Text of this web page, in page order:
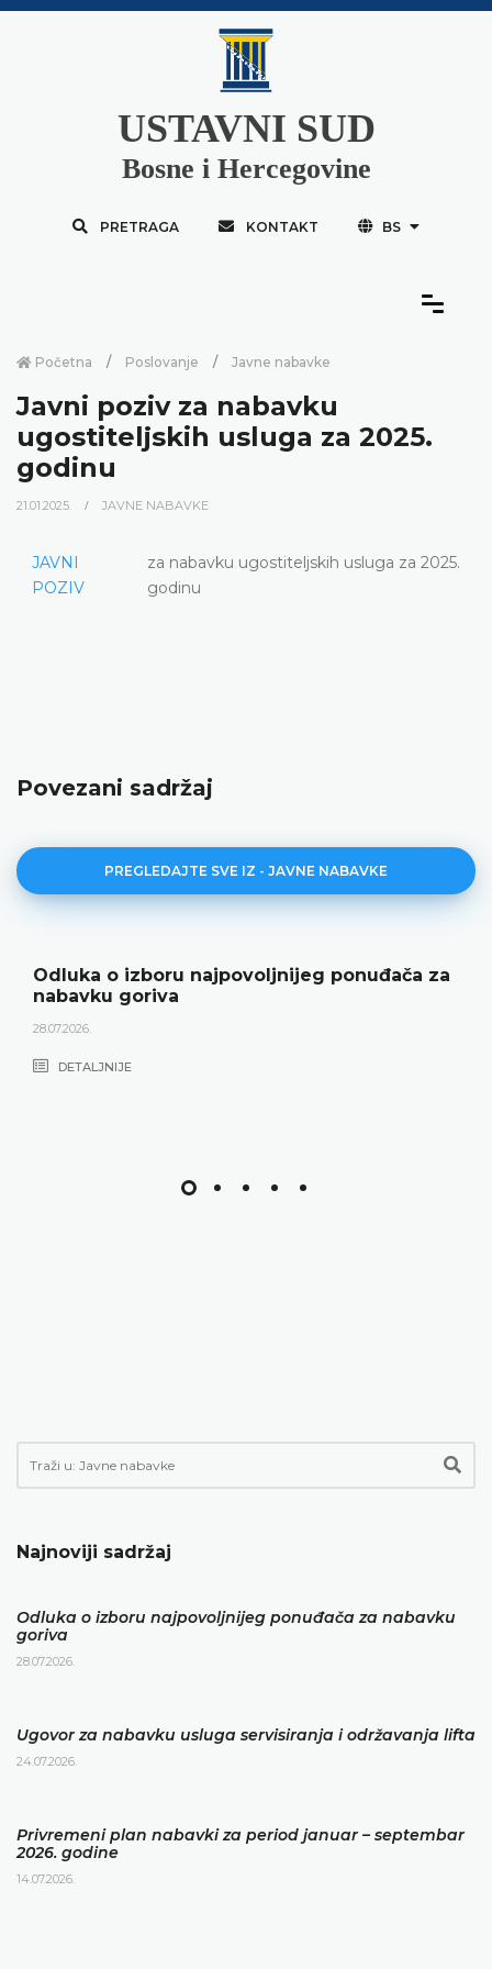
USTAVNI SUD
Bosne i Hercegovine
PRETRAGA KONTAKT BS
Početna Poslovanje Javne nabavke
Javni poziv za nabavku
ugostiteljskih usluga za 2025.
godinu
21.01.2025. JAVNE NABAVKE
JAVNI
POZIV
za nabavku ugostiteljskih usluga za 2025.
godinu
Povezani sadržaj
PREGLEDAJTE SVE IZ - JAVNE NABAVKE
Odluka o izboru najpovoljnijeg ponuđača za
nabavku goriva
28.07.2026.
DETALJNIJE
Najnoviji sadržaj
Odluka o izboru najpovoljnijeg ponuđača za nabavku
goriva
28.07.2026.
Ugovor za nabavku usluga servisiranja i održavanja lifta
24.07.2026.
Privremeni plan nabavki za period januar – septembar
2026. godine
14.07.2026.